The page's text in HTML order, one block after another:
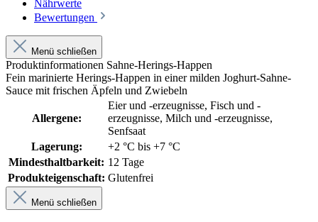
Nährwerte
Bewertungen
Menü schließen
Produktinformationen Sahne-Herings-Happen
Fein marinierte Herings-Happen in einer milden Joghurt-Sahne-
Sauce mit frischen Äpfeln und Zwiebeln
Allergene:
Eier und -erzeugnisse, Fisch und -
erzeugnisse, Milch und -erzeugnisse,
Senfsaat
Lagerung:
+2 °C bis +7 °C
Mindesthaltbarkeit: 12 Tage
Produkteigenschaft: Glutenfrei
Menü schließen